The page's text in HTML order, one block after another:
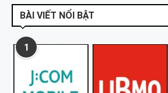
BÀI VIẾT NỔI BẬT
1